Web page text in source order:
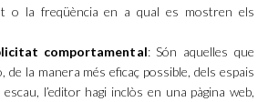
o la freqüència en a qual es mostren els
comportamental: Són aquelles que
de la manera més eficaç possible, dels espais
l’editor hagi inclòs en una pàgina web,